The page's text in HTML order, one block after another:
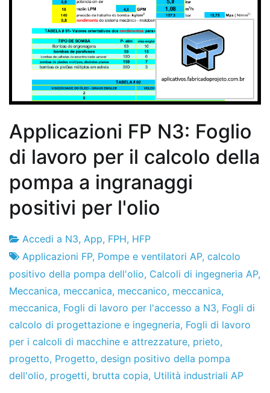
Applicazioni FP N3: Foglio
di lavoro per il calcolo della
pompa a ingranaggi
positivi per l'olio
Fabbrica
di
progetti
19
il
dicembre
de
2019
Accedi a N3, App, FPH, HFP
Applicazioni FP, Pompe e ventilatori AP, calcolo
positivo della pompa dell'olio, Calcoli di ingegneria AP,
Meccanica, meccanica, meccanico, meccanica,
meccanica, Fogli di lavoro per l'accesso a N3, Fogli di
calcolo di progettazione e ingegneria, Fogli di lavoro
per i calcoli di macchine e attrezzature, prieto,
progetto, Progetto, design positivo della pompa
dell'olio, progetti, brutta copia, Utilità industriali AP